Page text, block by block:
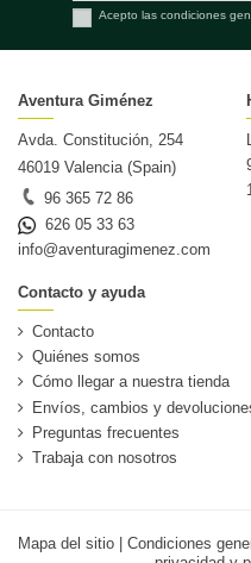
Acepto las condiciones
Aventura Giménez
Avda. Constitución, 254
46019 Valencia (Spain)
96 365 72 86
626 05 33 63
info@aventuragimenez.com
Contacto y ayuda
Contacto
Quiénes somos
Cómo llegar a nuestra tienda
Envíos, cambios y
Preguntas frecuentes
Trabaja con nosotros
Mapa del sitio Condiciones